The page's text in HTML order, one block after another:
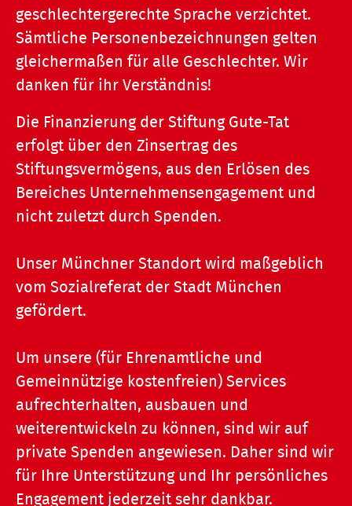
geschlechtergerechte Sprache verzichtet.
Sämtliche Personenbezeichnungen gelten
gleichermaßen für alle Geschlechter. Wir
danken für ihr Verständnis!
Die Finanzierung der Stiftung Gute-Tat
erfolgt über den Zinsertrag des
Stiftungsvermögens, aus den Erlösen des
Bereiches Unternehmensengagement und
nicht zuletzt durch Spenden.
Unser Münchner Standort wird maßgeblich
vom Sozialreferat der Stadt München
gefördert.
Um unsere (für Ehrenamtliche und
Gemeinnützige kostenfreien) Services
aufrechterhalten, ausbauen und
weiterentwickeln zu können, sind wir auf
private Spenden angewiesen. Daher sind wir
für Ihre Unterstützung und Ihr persönliches
Engagement jederzeit sehr dankbar.